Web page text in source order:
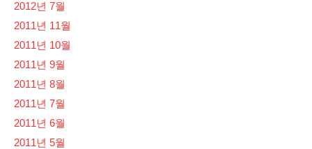
2012년 7월
2011년 11월
2011년 10월
2011년 9월
2011년 8월
2011년 7월
2011년 6월
2011년 5월